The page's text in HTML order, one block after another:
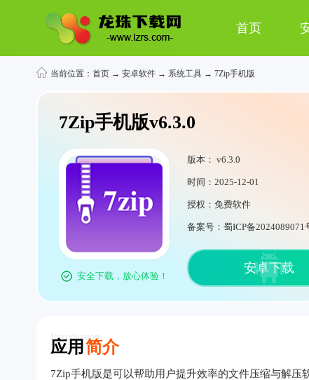
首页
当前位置： 首页 → 安卓软件 → 系统工具 → 7Zip手机版
7Zip手机版v6.3.0
安全下载，放心体验！
版本： v6.3.0
时间：2025-12-01
授权：免费软件
备案号：蜀ICP备2024089071
安卓下载
应用 简介
Introduction
7Zip手机版是可以帮助用户提升效率的文件压缩与解